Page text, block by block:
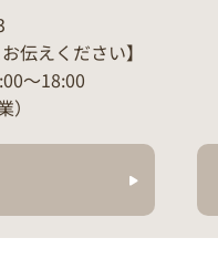
伝えください】
～18:00